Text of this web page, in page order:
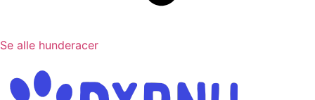
Se alle hunderacer